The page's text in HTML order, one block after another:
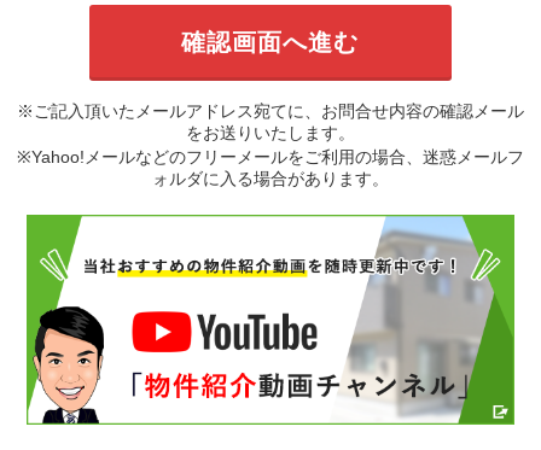
※ご記入頂いたメールアドレス宛てに、お問合せ内容の確認メール
をお送りいたします。
※Yahoo!メールなどのフリーメールをご利用の場合、迷惑メールフ
ォルダに入る場合があります。